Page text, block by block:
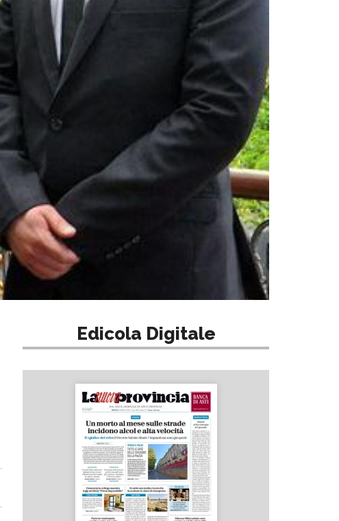
Edicola Digitale